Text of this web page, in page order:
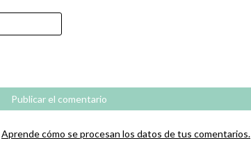
Aprende cómo se procesan los datos de tus comentarios.